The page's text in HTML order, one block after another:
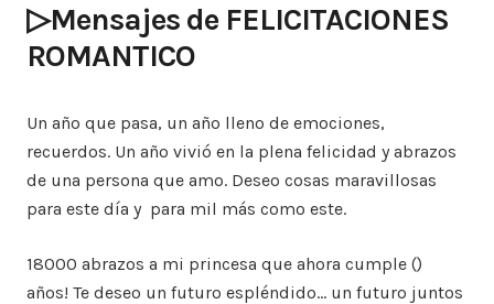
▷Mensajes de FELICITACIONES
ROMANTICO
Un año que pasa, un año lleno de emociones,
recuerdos. Un año vivió en la plena felicidad y abrazos
de una persona que amo. Deseo cosas maravillosas
para este día y para mil más como este.
18000 abrazos a mi princesa que ahora cumple ()
años! Te deseo un futuro espléndido… un futuro juntos